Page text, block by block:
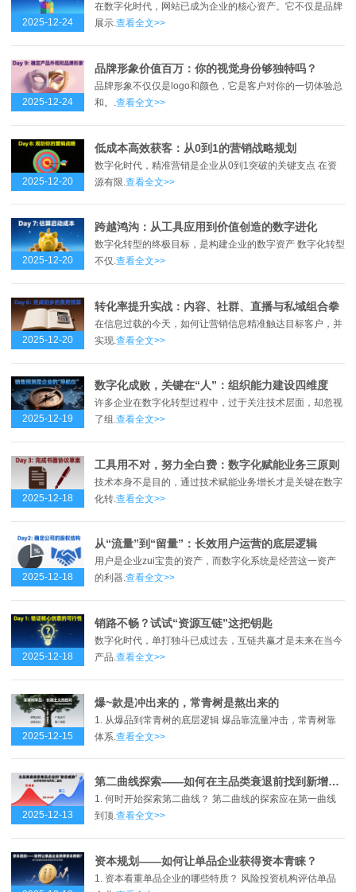
2025-12-24
在数字化时代，网站已成为企业的核心资产。它不仅是品牌
展示.查看全文>>
2025-12-24
品牌形象价值百万：你的视觉身份够独特吗？
品牌形象不仅仅是logo和颜色，它是客户对你的一切体验总
和。.查看全文>>
2025-12-20
低成本高效获客：从0到1的营销战略规划
数字化时代，精准营销是企业从0到1突破的关键支点 在资
源有限. 查看全文>>
2025-12-20
跨越鸿沟：从工具应用到价值创造的数字进化
数字化转型的终极目标，是构建企业的数字资产 数字化转型
不仅.查看全文>>
2025-12-20
转化率提升实战：内容、社群、直播与私域组合拳
在信息过载的今天，如何让营销信息精准触达目标客户，并
实现. 查看全文>>
2025-12-19
数字化成败，关键在“人”：组织能力建设四维度
许多企业在数字化转型过程中，过于关注技术层面，却忽视
了组.查看全文>>
2025-12-18
工具用不对，努力全白费：数字化赋能业务三原则
技术本身不是目的，通过技术赋能业务增长才是关键在数字
化转.查看全文>>
2025-12-18
从“流量”到“留量”：长效用户运营的底层逻辑
用户是企业zui宝贵的资产，而数字化系统是经营这一资产
的利器.查看全文>>
2025-12-18
销路不畅？试试“资源互链”这把钥匙
数字化时代，单打独斗已成过去，互链共赢才是未来在当今
产品.查看全文>>
2025-12-15
爆~款是冲出来的，常青树是熬出来的
1. 从爆品到常青树的底层逻辑 爆品靠流量冲击，常青树靠
体系. 查看全文>>
2025-12-13
第二曲线探索——如何在主品类衰退前找到新增长点？
1. 何时开始探索第二曲线？ 第二曲线的探索应在第一曲线
到顶.查看全文>>
资本规划——如何让单品企业获得资本青睐？
1. 资本看重单品企业的哪些特质？ 风险投资机构评估单品